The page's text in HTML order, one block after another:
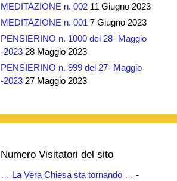
MEDITAZIONE n. 002 11 Giugno 2023
MEDITAZIONE n. 001 7 Giugno 2023
PENSIERINO n. 1000 del 28- Maggio
-2023 28 Maggio 2023
PENSIERINO n. 999 del 27- Maggio
-2023 27 Maggio 2023
Numero Visitatori del sito
… La Vera Chiesa sta tornando … -